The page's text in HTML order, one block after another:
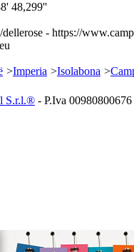
48,299''
- https://
>Imperia >Isolabona >
S.r.l.® - P.Iva 00980800676